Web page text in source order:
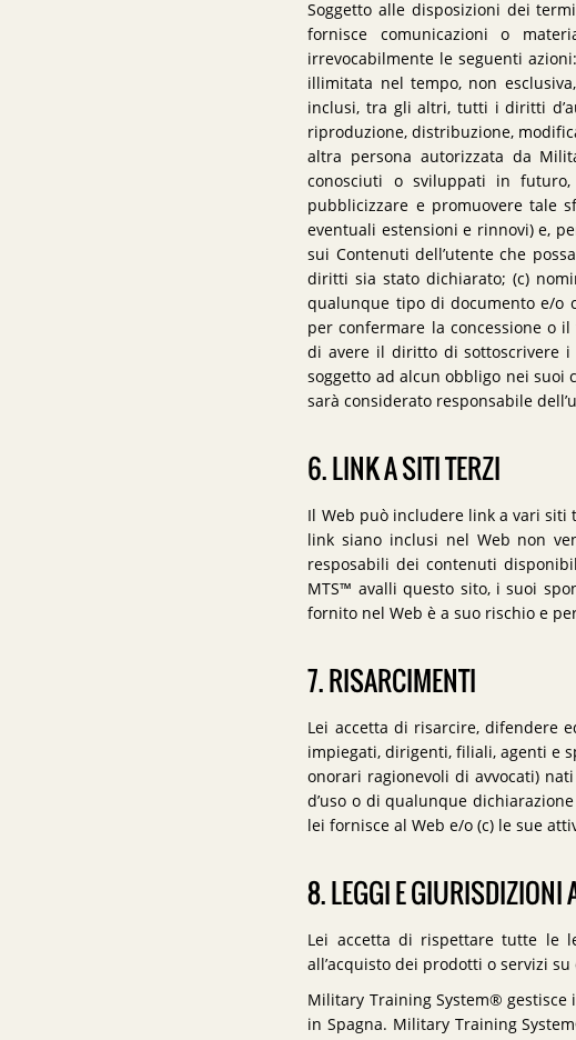
Soggetto alle disposizioni dei
fornisce comunicazioni o
irrevocabilmente le seguenti
illimitata nel tempo, non
inclusi, tra gli altri, tutti i diritti
riproduzione, distribuzione,
altra persona autorizzata da
conosciuti o sviluppati in
pubblicizzare e promuovere tale
eventuali estensioni e rinnovi) e,
sui Contenuti dell’utente che
diritti sia stato dichiarato; (c)
qualunque tipo di documento e/o
per confermare la concessione o
di avere il diritto di sottoscrivere i
soggetto ad alcun obbligo nei
sarà considerato responsabile
6. LINK A SITI TERZI
Il Web può includere link a vari
link siano inclusi nel Web non
resposabili dei contenuti
MTS™ avalli questo sito, i suoi
fornito nel Web è a suo rischio e
7. RISARCIMENTI
Lei accetta di risarcire, difendere
impiegati, dirigenti, filiali, agenti e
onorari ragionevoli di avvocati)
d’uso o di qualunque
lei fornisce al Web e/o (c) le sue
8. LEGGI E GIURISDIZIONI
Lei accetta di rispettare tutte le
all’acquisto dei prodotti o servizi su
Military Training System® gestisce
in Spagna. Military Training